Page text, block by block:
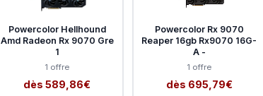
Powercolor Hellhound
Amd Radeon Rx 9070 Gre
1
1 offre
dès 589,86€
Powercolor Rx 9070
Reaper 16gb Rx9070 16G-
A -
1 offre
dès 695,79€